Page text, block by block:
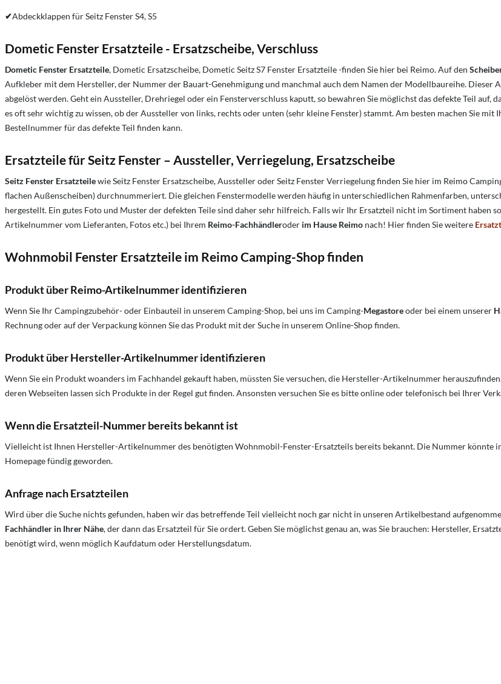
✔Abdeckklappen für Seitz Fenster S4, S5
Dometic Fenster Ersatzteile - Ersatzscheibe, Verschluss
Dometic Fenster Ersatzteile, Dometic Ersatzscheibe, Dometic Seitz S7 Fenster Ersatzteile -finden Sie hier bei Reimo. Auf den
Aufkleber mit dem Hersteller, der Nummer der Bauart-Genehmigung und manchmal auch dem Namen der Modellbaureihe. Dieser
abgelöst werden. Geht ein Aussteller, Drehriegel oder ein Fensterverschluss kaputt, so bewahren Sie möglichst das defekte Teil auf,
es oft sehr wichtig zu wissen, ob der Aussteller von links, rechts oder unten (sehr kleine Fenster) stammt. Am besten machen Sie
Bestellnummer für das defekte Teil finden kann.
Ersatzteile für Seitz Fenster – Aussteller, Verriegelung, Ersatzscheibe
Seitz Fenster Ersatzteilewie Seitz Fenster Ersatzscheibe, Aussteller oder Seitz Fenster Verriegelung finden Sie hier im Reimo
flachen Außenscheiben) durchnummeriert. Die gleichen Fenstermodelle werden häufig in unterschiedlichen Rahmenfarben,
hergestellt. Ein gutes Foto und Muster der defekten Teile sind daher sehr hilfreich. Falls wir Ihr Ersatzteil nicht im Sortiment haben
Artikelnummer vom Lieferanten, Fotos etc.) bei Ihrem Reimo-Fachhändleroder im Hause Reimo nach! Hier finden Sie weitere
Wohnmobil Fenster Ersatzteile im Reimo Camping-Shop finden
Produkt über Reimo-Artikelnummer identifizieren
Wenn Sie Ihr Campingzubehör- oder Einbauteil in unserem Camping-Shop, bei uns im Camping-Megastoreoder bei einem unserer
Rechnung oder auf der Verpackung können Sie das Produkt mit der Suche in unserem Online-Shop finden.
Produkt über Hersteller-Artikelnummer identifizieren
Wenn Sie ein Produkt woanders im Fachhandel gekauft haben, müssten Sie versuchen, die Hersteller-Artikelnummer
deren Webseiten lassen sich Produkte in der Regel gut finden. Ansonsten versuchen Sie es bitte online oder telefonisch bei Ihrer
Wenn die Ersatzteil-Nummer bereits bekannt ist
Vielleicht ist Ihnen Hersteller-Artikelnummer des benötigten Wohnmobil-Fenster-Ersatzteils bereits bekannt. Die Nummer könnte
Homepage fündig geworden.
Anfrage nach Ersatzteilen
Wird über die Suche nichts gefunden, haben wir das betreffende Teil vielleicht noch gar nicht in unseren Artikelbestand
Fachhändler in Ihrer Nähe, der dann das Ersatzteil für Sie ordert. Geben Sie möglichst genau an, was Sie brauchen: Hersteller,
benötigt wird, wenn möglich Kaufdatum oder Herstellungsdatum.